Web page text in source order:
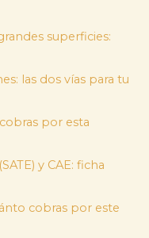
superficies:
las dos vías para tu
por esta
y CAE: ficha
cobras por este